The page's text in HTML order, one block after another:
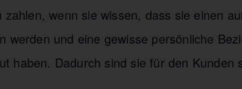
wenn sie wissen, dass sie einen
werden und eine gewisse persönliche
haben. Dadurch sind sie für den Kunden